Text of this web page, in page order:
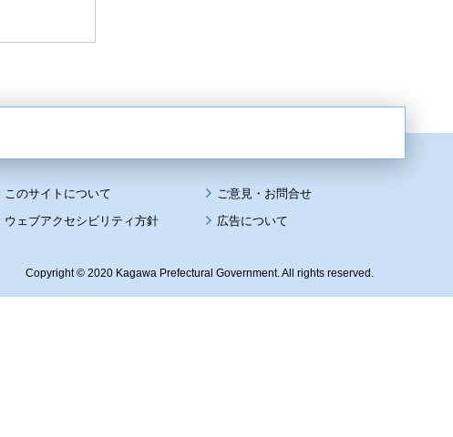
このサイトについて
ウェブアクセシビリティ方針 広告について
Copyright © 2020 Kagawa Prefectural Government. All rights reserved.